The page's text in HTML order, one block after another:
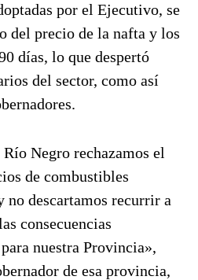
por el Ejecutivo, se
del precio de la nafta y los
días, lo que despertó
del sector, como así
Negro rechazamos el
de combustibles
no descartamos recurrir a
consecuencias
nuestra Provincia»,
de esa provincia,